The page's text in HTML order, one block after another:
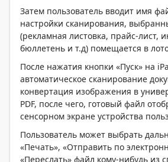
Затем пользователь вводит имя
настройки сканирования,
(рекламная листовка, прайс-лист,
бюллетень и т.д) помещается в
После нажатия кнопки «Пуск» на
автоматическое сканирование
конвертация изображения в
PDF, после чего, готовый файл
сенсорном экране устройства
Пользователь может выбрать
«Печать», «Отправить по
«Переслать» файл кому-нибудь из